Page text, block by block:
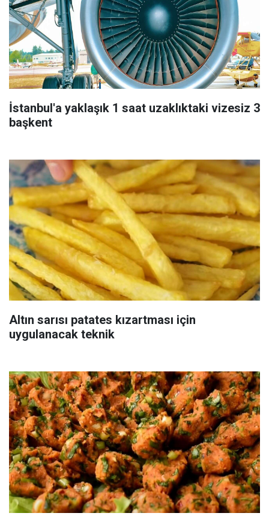
İstanbul'a yaklaşık 1 saat uzaklıktaki vizesiz 3
başkent
Altın sarısı patates kızartması için
uygulanacak teknik